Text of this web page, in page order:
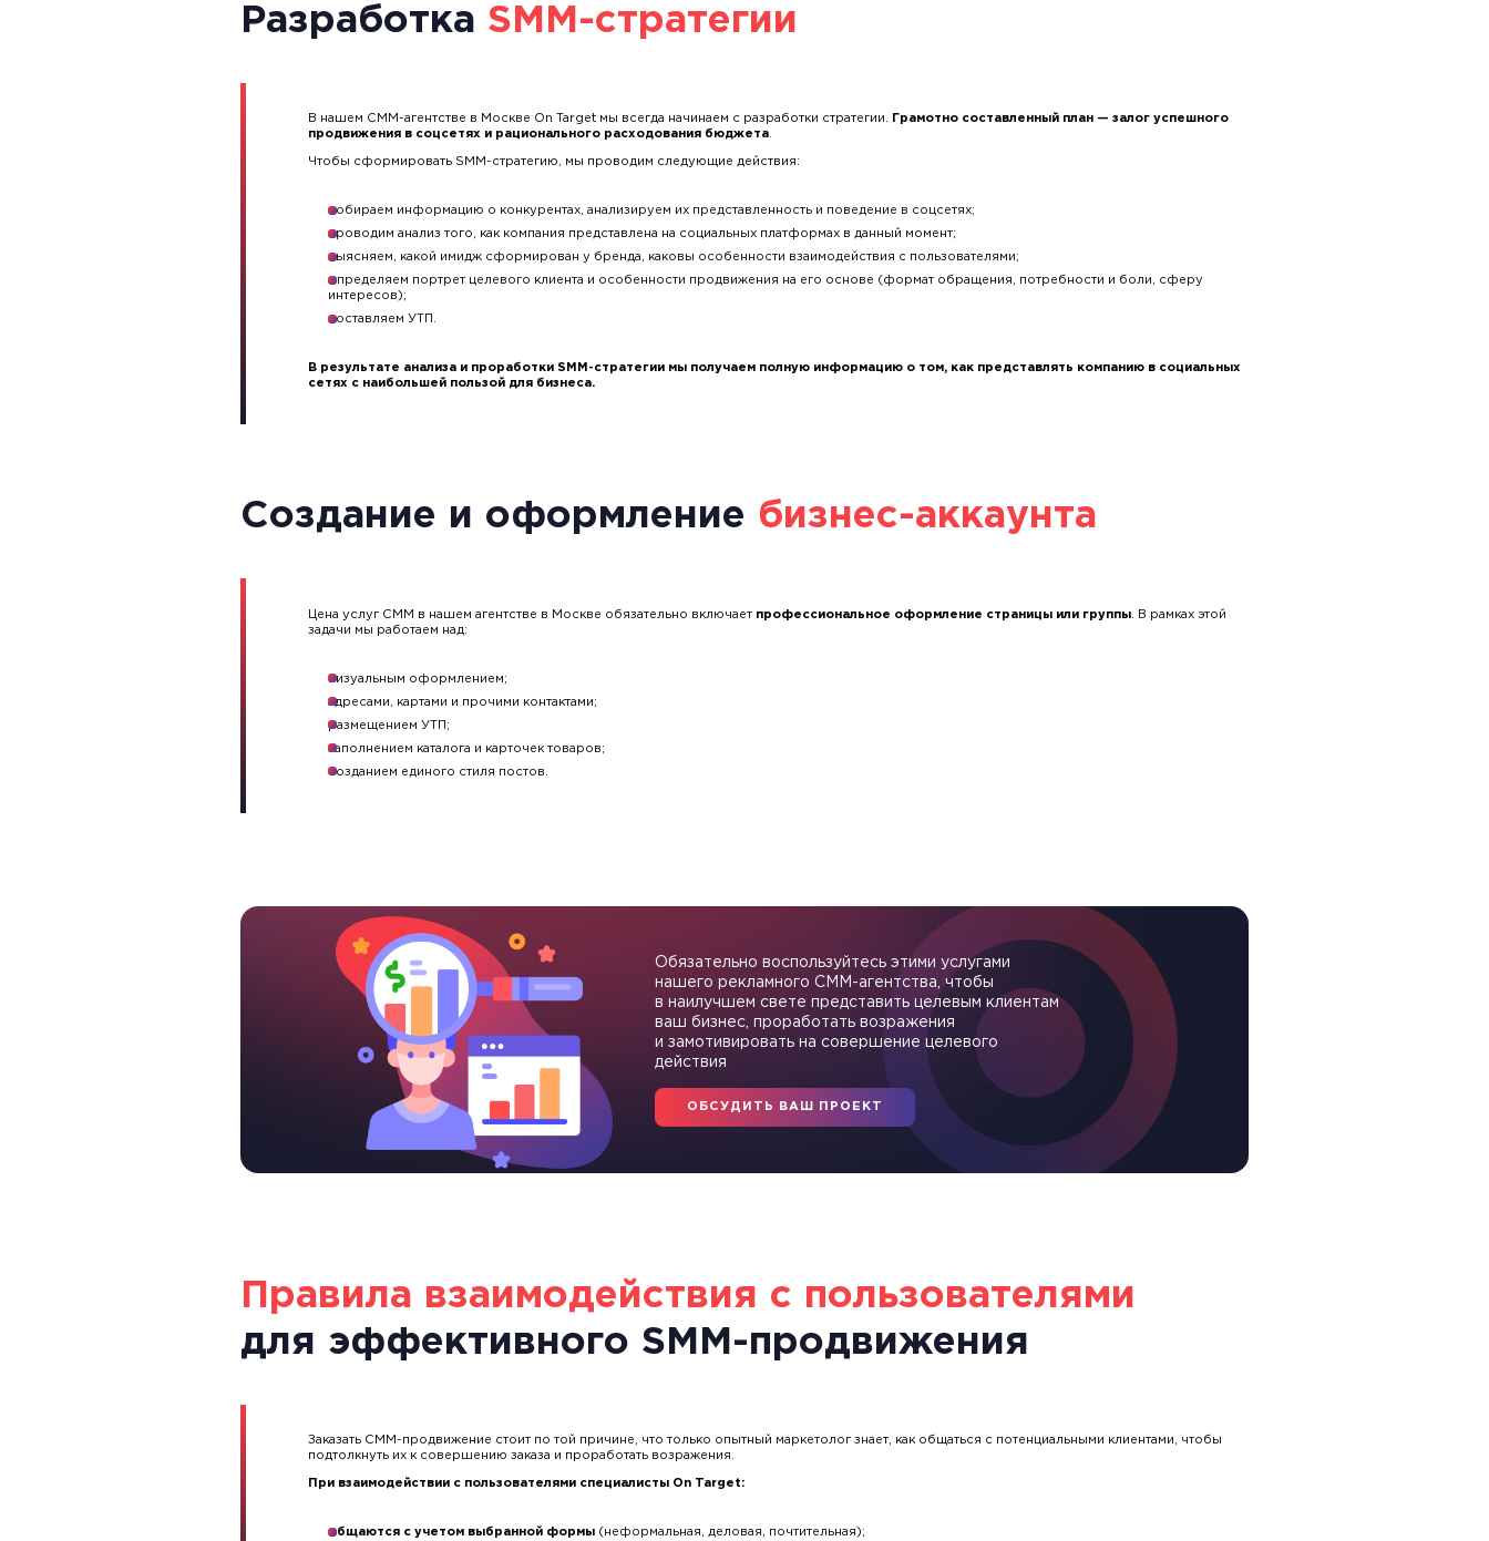
Разработка SMM-стратегии
В нашем СММ-агентстве в Москве On Target мы всегда начинаем с разработки стратегии. Грамотно составленный план — залог успешного
продвижения в соцсетях и рационального расходования бюджета.
Чтобы сформировать SMM-стратегию, мы проводим следующие действия:
собираем информацию о конкурентах, анализируем их представленность и поведение в соцсетях;
проводим анализ того, как компания представлена на социальных платформах в данный момент;
выясняем, какой имидж сформирован у бренда, каковы особенности взаимодействия с пользователями;
определяем портрет целевого клиента и особенности продвижения на его основе (формат обращения, потребности и боли, сферу
интересов);
составляем УТП.
В результате анализа и проработки SMM-стратегии мы получаем полную информацию о том, как представлять компанию в социальных
сетях с наибольшей пользой для бизнеса.
Создание и оформление бизнес-аккаунта
Цена услуг СММ в нашем агентстве в Москве обязательно включает профессиональное оформление страницы или группы . В рамках этой
задачи мы работаем над:
визуальным оформлением;
адресами, картами и прочими контактами;
размещением УТП;
заполнением каталога и карточек товаров;
созданием единого стиля постов.
Обязательно воспользуйтесь этими услугами
нашего рекламного СММ-агентства, чтобы
в наилучшем свете представить целевым клиентам
ваш бизнес, проработать возражения
и замотивировать на совершение целевого
действия
ОБСУДИТЬ ВАШ ПРОЕКТ
Правила взаимодействия с пользователями
для эффективного SMM-продвижения
Заказать СММ-продвижение стоит по той причине, что только опытный маркетолог знает, как общаться с потенциальными клиентами, чтобы
подтолкнуть их к совершению заказа и проработать возражения.
При взаимодействии с пользователями специалисты On Target:
общаются с учетом выбранной формы (неформальная, деловая, почтительная);